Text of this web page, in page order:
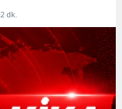
2 dk.